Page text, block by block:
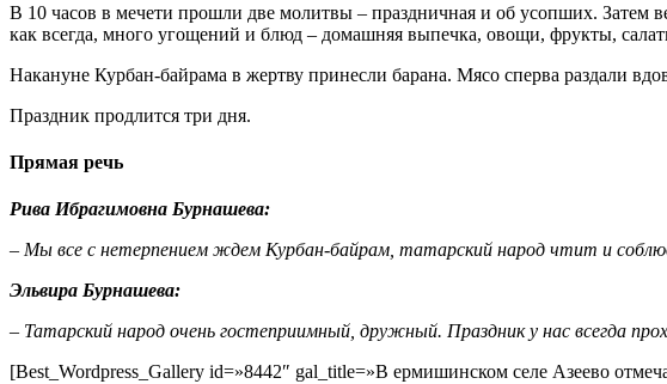
В 10 часов в мечети прошли две молитвы – праздничная и об усопших. Затем
как всегда, много угощений и блюд – домашняя выпечка, овощи, фрукты,
Накануне Курбан-байрама в жертву принесли барана. Мясо сперва раздали
Праздник продлится три дня.
Прямая речь
Рива Ибрагимовна Бурнашева:
– Мы все с нетерпением ждем Курбан-байрам, татарский народ чтит и
Эльвира Бурнашева:
– Татарский народ очень гостеприимный, дружный. Праздник у нас всегда
[Best_Wordpress_Gallery id=»8442″ gal_title=»В ермишинском селе Азеево